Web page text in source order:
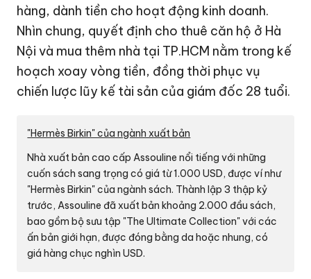
hàng, dành tiền cho hoạt động kinh doanh.
Nhìn chung, quyết định cho thuê căn hộ ở Hà
Nội và mua thêm nhà tại TP.HCM nằm trong kế
hoạch xoay vòng tiền, đồng thời phục vụ
chiến lược lũy kế tài sản của giám đốc 28 tuổi.
"Hermès Birkin" của ngành xuất bản
Nhà xuất bản cao cấp Assouline nổi tiếng với những
cuốn sách sang trọng có giá từ1.000 USD, được ví như
"Hermès Birkin" của ngành sách. Thành lập 3 thập kỷ
trước, Assouline đã xuất bản khoảng 2.000 đầu sách,
bao gồm bộ sưu tập "The Ultimate Collection" với các
ấn bản giới hạn, được đóng bằng da hoặc nhung, có
giá hàng chục nghìn USD.